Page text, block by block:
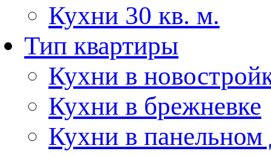
Кухни 30 кв. м.
Тип квартиры
Кухни в
Кухни в брежневке
Кухни в панельном